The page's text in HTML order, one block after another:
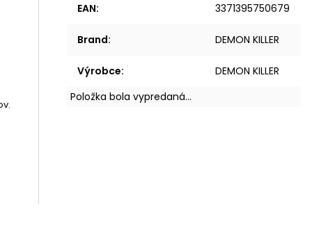
EAN: 3371395750679
Brand: DEMON KILLER
Výrobce:
DEMON KILLER
Položka bola vypredaná…